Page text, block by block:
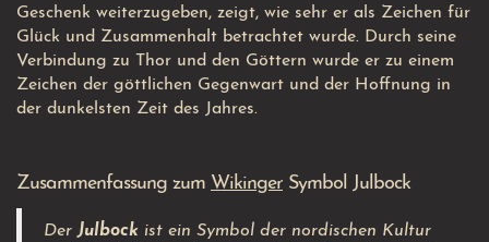
Geschenk weiterzugeben, zeigt, wie sehr er als Zeichen für
Glück und Zusammenhalt betrachtet wurde. Durch seine
Verbindung zu Thor und den Göttern wurde er zu einem
Zeichen der göttlichen Gegenwart und der Hoffnung in
der dunkelsten Zeit des Jahres.
Zusammenfassung zum Wikinger Symbol Julbock
Der Julbock ist ein Symbol der nordischen Kultur